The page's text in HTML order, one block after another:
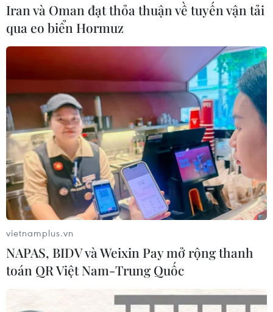
Iran và Oman đạt thỏa thuận về tuyến vận tải
qua eo biển Hormuz
vietnamplus.vn
NAPAS, BIDV và Weixin Pay mở rộng thanh
toán QR Việt Nam-Trung Quốc